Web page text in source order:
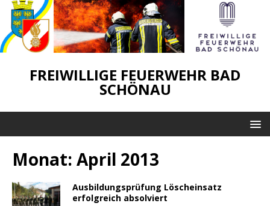
FREIWILLIGE FEUERWEHR BAD
SCHÖNAU
Monat: April 2013
Ausbildungsprüfung Löscheinsatz
erfolgreich absolviert